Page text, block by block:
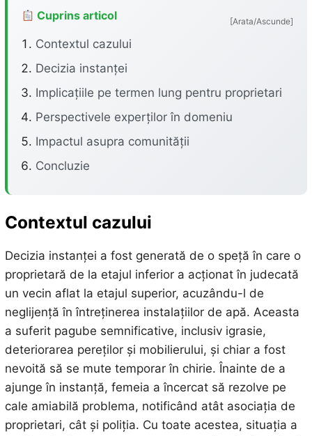
Cuprins articol [Arata/Ascunde]
Contextul cazului
Decizia instanței
Implicațiile pe termen lung pentru proprietari
Perspectivele experților în domeniu
Impactul asupra comunității
Concluzie
Contextul cazului
Decizia instanței a fost generată de o speță în care o
proprietară de la etajul inferior a acționat în judecată
un vecin aflat la etajul superior, acuzându-l de
neglijență în întreținerea instalațiilor de apă. Aceasta
a suferit pagube semnificative, inclusiv igrasie,
deteriorarea pereților și mobilierului, și chiar a fost
nevoită să se mute temporar în chirie. Înainte de a
ajunge în instanță, femeia a încercat să rezolve pe
cale amiabilă problema, notificând atât asociația de
proprietari, cât și poliția. Cu toate acestea, situația a